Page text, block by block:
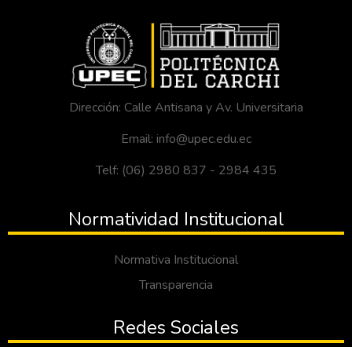
Dirección: Calle Antisana y Av. Universitaria
Email: info@upec.edu.ec
Telf: (06) 2980 837 - 2984 435
Normatividad Institucional
Normativa Institucional
Transparencia
Redes Sociales